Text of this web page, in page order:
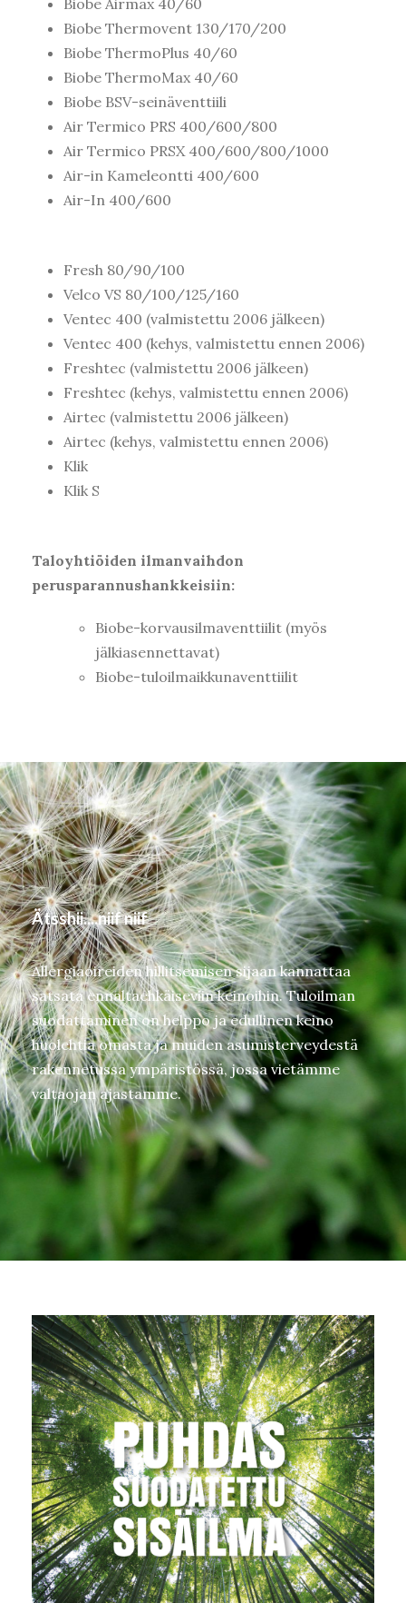
Biobe Thermovent 130/170/200
Biobe ThermoPlus 40/60
Biobe ThermoMax 40/60
Biobe BSV-seinäventtiili
Air Termico PRS 400/600/800
Air Termico PRSX 400/600/800/1000
Air-in Kameleontti 400/600
Air-In 400/600
Fresh 80/90/100
Velco VS 80/100/125/160
Ventec 400 (valmistettu 2006 jälkeen)
Ventec 400 (kehys, valmistettu ennen 2006)
Freshtec (valmistettu 2006 jälkeen)
Freshtec (kehys, valmistettu ennen 2006)
Airtec (valmistettu 2006 jälkeen)
Airtec (kehys, valmistettu ennen 2006)
Klik
Klik S
Taloyhtiöiden ilmanvaihdon
perusparannushankkeisiin:
Biobe-korvausilmaventtiilit (myös
jälkiasennettavat)
Biobe-tuloilmaikkunaventtiilit
Ätsshii....niif niif
Allergiaoireiden hillitsemisen sijaan kannattaa
satsata ennaltaehkäiseviin keinoihin. Tuloilman
suodattaminen on helppo ja edullinen keino
huolehtia omasta ja muiden asumisterveydestä
rakennetussa ympäristössä, jossa vietämme
valtaojan ajastamme.
Kirjaudu